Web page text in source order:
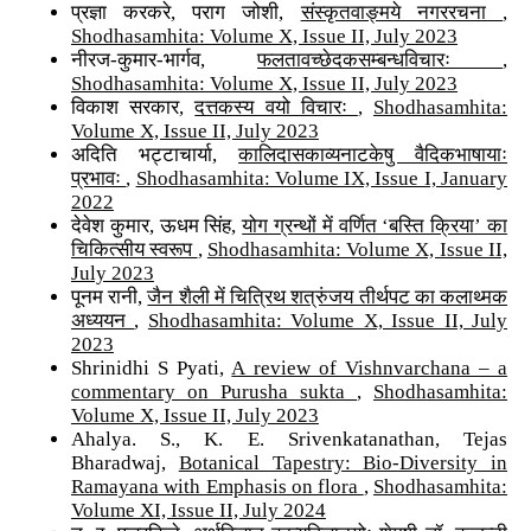
प्रज्ञा करकरे, पराग जोशी,संस्कृतवाङ्मये नगररचना ,
Shodhasamhita: Volume X, Issue II, July 2023
नीरज-कुमार-भार्गव,फलतावच्छेदकसम्बन्धविचारः ,
Shodhasamhita: Volume X, Issue II, July 2023
विकाश सरकार,दत्तकस्य वयो विचारः , Shodhasamhita:
Volume X, Issue II, July 2023
अदिति भट्टाचार्या,कालिदासकाव्यनाटकेषु वैदिकभाषायाः
प्रभावः , Shodhasamhita: Volume IX, Issue I, January
2022
देवेश कुमार, ऊधम सिंह,योग ग्रन्थों में वर्णित ‘बस्ति क्रिया’ का
चिकित्सीय स्वरूप , Shodhasamhita: Volume X, Issue II,
July 2023
पूनम रानी,जैन शैली में चित्रिथ शत्रुंजय तीर्थपट का कलाथ्मक
अध्ययन , Shodhasamhita: Volume X, Issue II, July
2023
Shrinidhi S Pyati,A review of Vishnvarchana – a
commentary on Purusha sukta , Shodhasamhita:
Volume X, Issue II, July 2023
Ahalya. S., K. E. Srivenkatanathan, Tejas
Bharadwaj, Botanical Tapestry: Bio-Diversity in
Ramayana with Emphasis on flora , Shodhasamhita:
Volume XI, Issue II, July 2024